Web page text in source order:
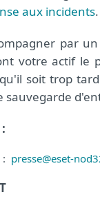
aux incidents.
par
votre actif le
soit trop
sauvegarde
presse@eset-